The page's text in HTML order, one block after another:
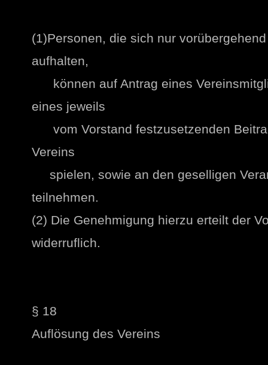
(1)Personen, die sich nur
aufhalten,
können auf Antrag eines
eines jeweils
vom Vorstand festzusetzenden
Vereins
spielen, sowie an den geselligen
teilnehmen.
(2) Die Genehmigung hierzu erteilt der
widerruflich.
§ 18
Auflösung des Vereins